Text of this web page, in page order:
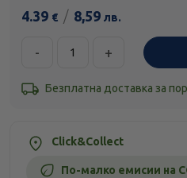
4.39 € / 8,59 лв.
- +
Безплатна доставка за
Click&Collect
По-малко емисии на